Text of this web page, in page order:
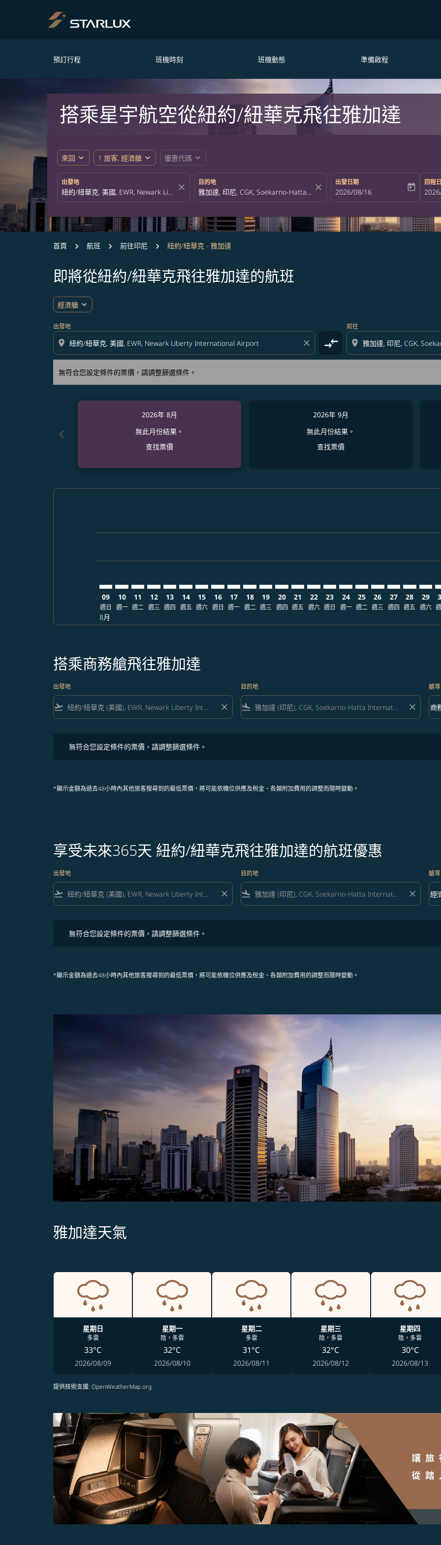
預訂行程 班機時刻 班機動態 準備啟程
搭乘星宇航空從紐約/紐華克飛往雅加達
來回 expand_more 1 旅客, 經濟艙 expand_more 優惠代碼 expand_more
出發地
close
目的地
close
出發日期
fc-booking-departure-date-aria-
2026/08/16 today
回程
fc-
首頁 航班 前往印尼 紐約/紐華克 - 雅加達
即將從紐約/紐華克飛往雅加達的航班
經濟艙 expand_more
出發地
location_on close compare_arrows
前往
location_on
無符合您設定條件的票價，請調整篩選條件。
無符合您設定條件的票價，請調整篩選條件。
chevron_left
2026年 8月
無此月份結果。
查找票價
2026年 9月
無此月份結果。
查找票價
09
週日
8月
10
週一
11
週二
12
週三
13
週四
14
週五
15
週六
16
週日
17
週一
18
週二
19
週三
20
週四
EWR–CGK: cmp-view-offers-disclaimer.
21
週五
EWR–CGK: cmp-view-offers-
22
週六
EWR–CGK: cmp-view-offers-
23
週日
EWR–CGK: cmp-view-
24
週一
EWR–CGK: cmp-view-
25
週二
EWR–CGK: cmp-
26
週三
EWR–CGK:
27
週四
28
週五
29
週六
搭乘商務艙飛往雅加達
出發地
flight_takeoff close
目的地
flight_land close
艙等
艙
商
keyboard_arrow_down
無符合您設定條件的票價，請調整篩選條件。
*顯示金額為過去48小時內其他旅客搜尋到的最低票價，將可能依機位供應及稅金、各類附加費用的調整而隨時變動。
享受未來365天 紐約/紐華克飛往雅加達的航班優惠
出發地
flight_takeoff close
目的地
flight_land close
艙等
艙
經
keyboard_arrow_down
無符合您設定條件的票價，請調整篩選條件。
*顯示金額為過去48小時內其他旅客搜尋到的最低票價，將可能依機位供應及稅金、各類附加費用的調整而隨時變動。
雅加達天氣
星期日
多雲
33°C
2026/08/09
星期一
陰，多雲
32°C
2026/08/10
星期二
多雲
31°C
2026/08/11
星期三
陰，多雲
32°C
2026/08/12
星期四
陰，多雲
30°C
2026/08/13
提供技術支援: OpenWeatherMap.org